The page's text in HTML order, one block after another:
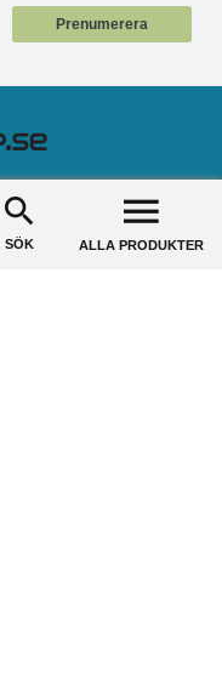
Prenumerera
SÖK ALLA PRODUKTER